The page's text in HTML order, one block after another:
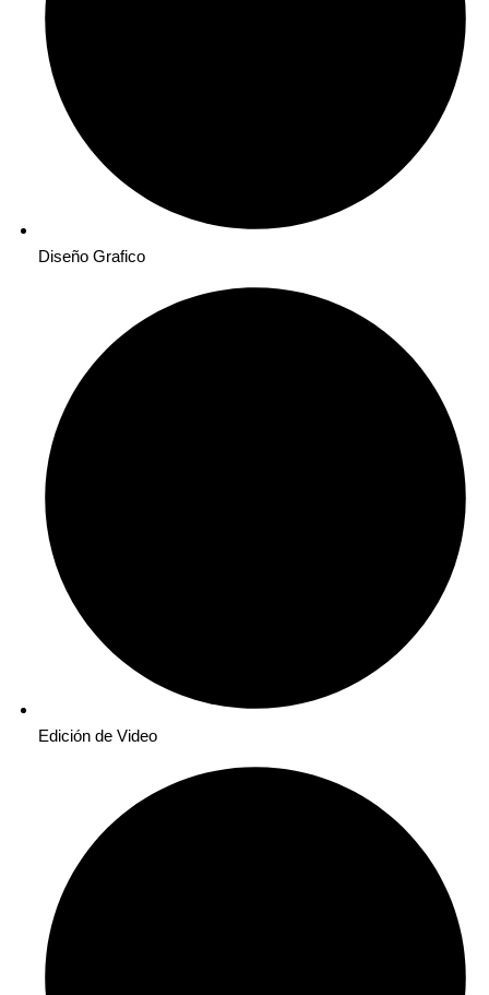
Diseño Grafico
Edición de Video